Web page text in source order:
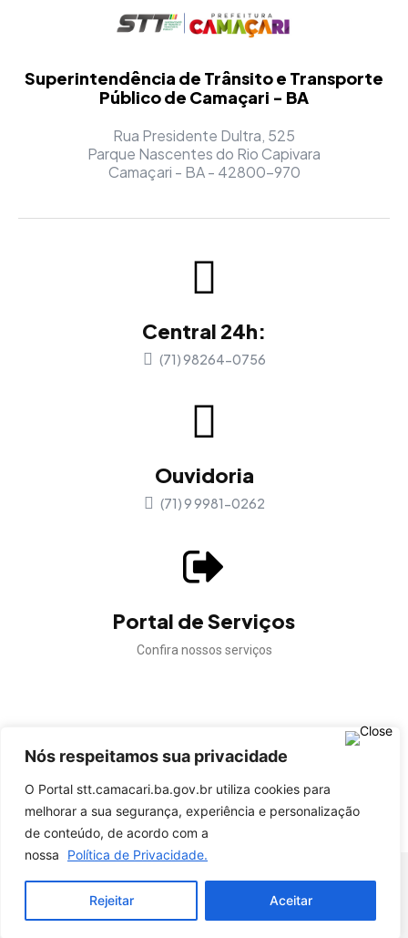
Nós respeitamos sua privacidade
O Portal stt.camacari.ba.gov.br utiliza cookies para
melhorar a sua segurança, experiência e personalização
de conteúdo, de acordo com a
nossa
Política de Privacidade.
Rejeitar Aceitar
Superintendência de Trânsito e Transporte
Público de Camaçari - BA
Rua Presidente Dultra, 525
Parque Nascentes do Rio Capivara
Camaçari - BA - 42800-970
Central 24h:
(71) 98264-0756
Ouvidoria
(71) 9 9981-0262
Portal de Serviços
Confira nossos serviços
Confira a autenticidade dos documentos gerados pela
STT Camaçari.
VALIDAR DOCUMENTO